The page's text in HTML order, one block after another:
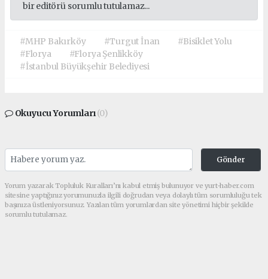
bir editörü sorumlu tutulamaz...
#MHP Bakırköy #Turgut İnan
#Bisiklet Yolu
#Florya
#Florya Şenlikköy
#İstanbul Büyükşehir Belediyesi
Okuyucu Yorumları(0)
Gönder
Yorum yazarak Topluluk Kuralları’nı kabul etmiş bulunuyor ve yurt-haber.com
sitesine yaptığınız yorumunuzla ilgili doğrudan veya dolaylı tüm sorumluluğu tek
başınıza üstleniyorsunuz. Yazılan tüm yorumlardan site yönetimi hiçbir şekilde
sorumlu tutulamaz.